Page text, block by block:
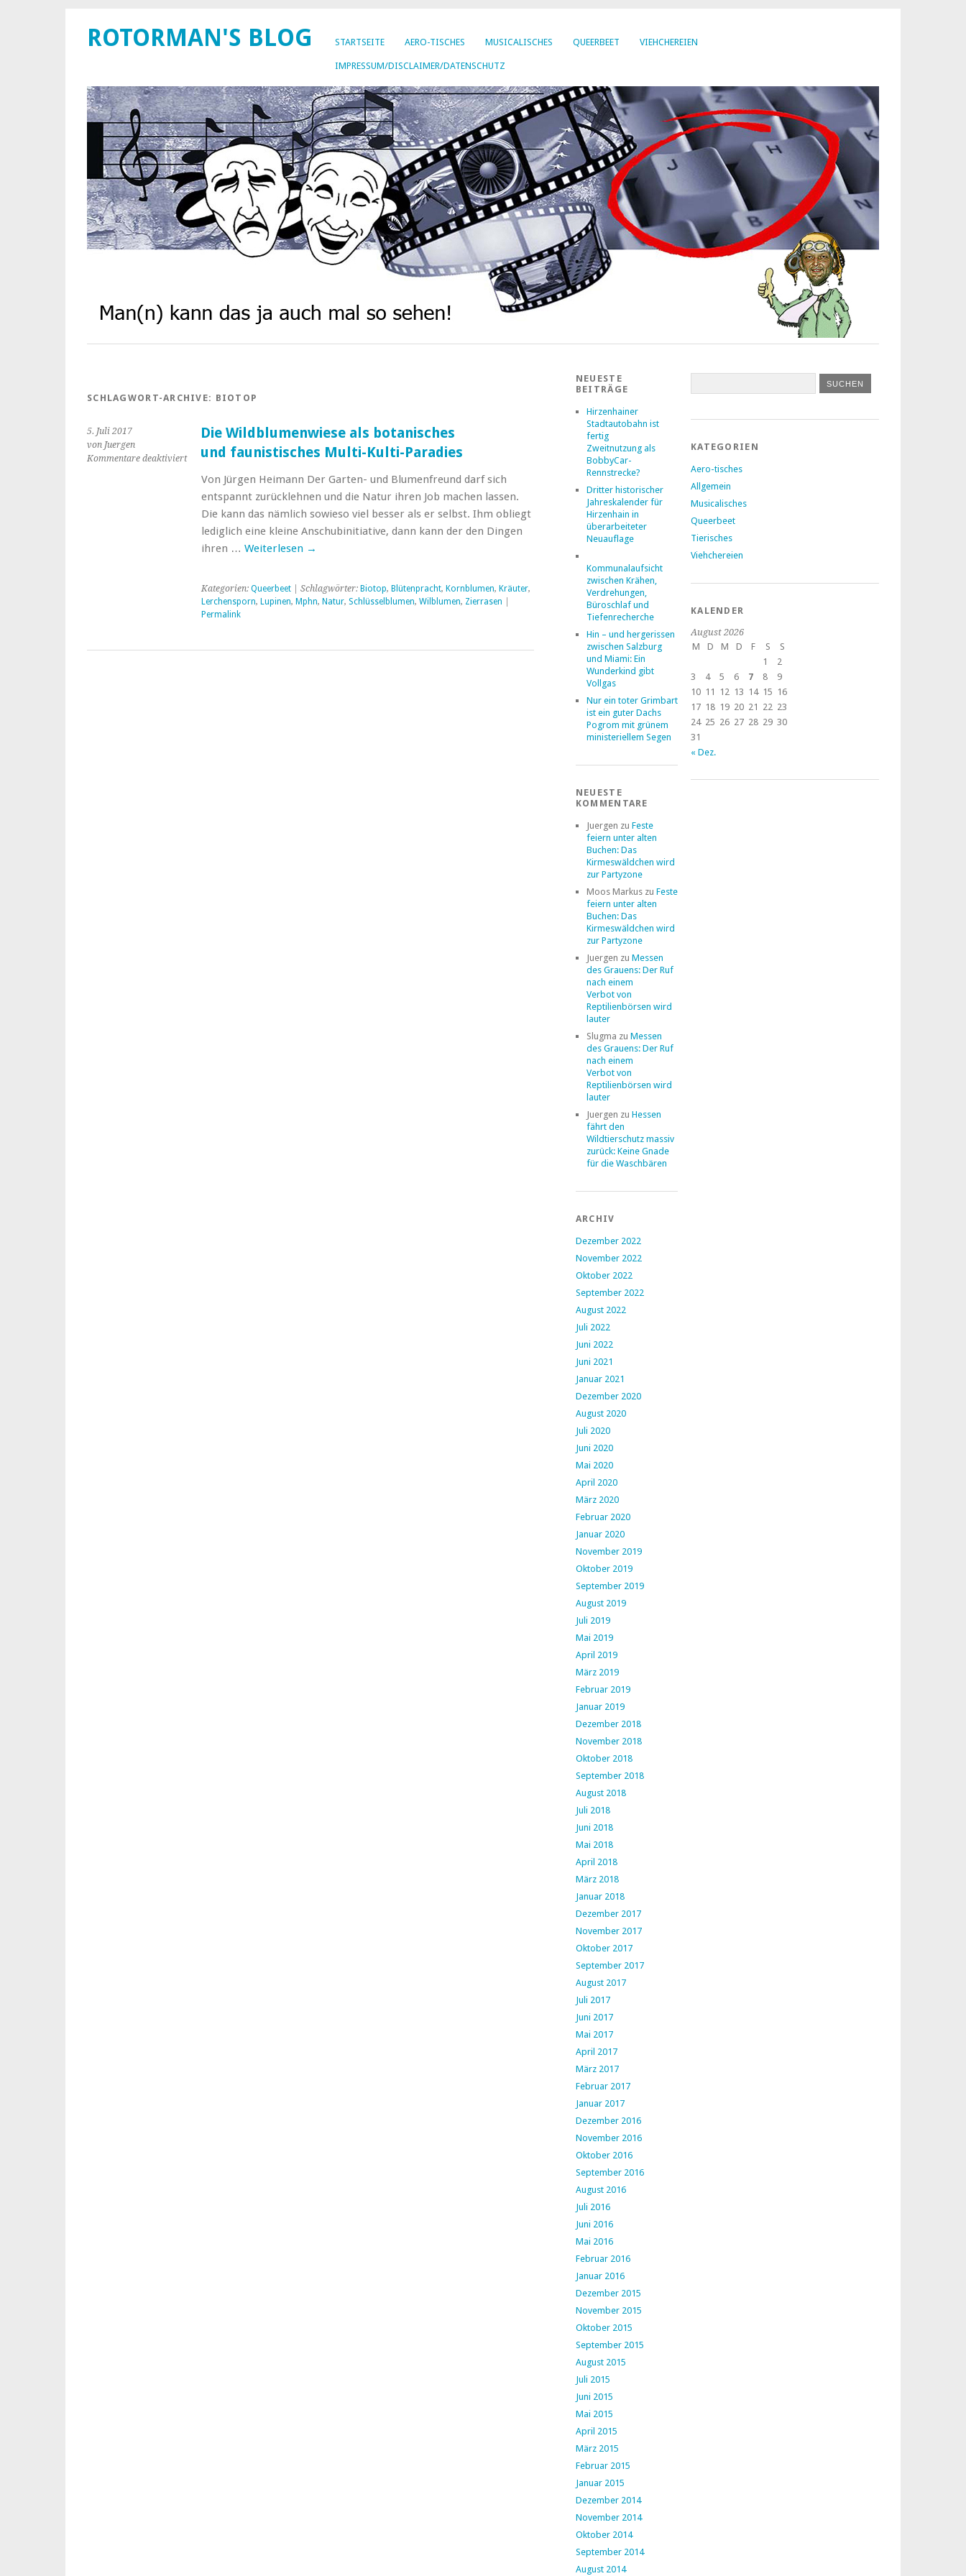
STARTSEITE AERO-TISCHES MUSICALISCHES QUEERBEET VIEHCHEREIEN
IMPRESSUM/DISCLAIMER/DATENSCHUTZ
ROTORMAN'S BLOG
SCHLAGWORT-ARCHIVE: BIOTOP
5. Juli 2017
von Juergen
Kommentare deaktiviertfür
Wildblumenwiese
botanisches
faunistisches
Multi-
Die Wildblumenwiese als botanisches
und faunistisches Multi-Kulti-Paradies
Von Jürgen Heimann Der Garten- und Blumenfreund darf sich
entspannt zurücklehnen und die Natur ihren Job machen lassen.
Die kann das nämlich sowieso viel besser als er selbst. Ihm obliegt
lediglich eine kleine Anschubinitiative, dann kann der den Dingen
ihren … Weiterlesen →
Kategorien: Queerbeet| Schlagwörter: Biotop, Blütenpracht, Kornblumen, Kräuter,
Lerchensporn, Lupinen, Mphn, Natur, Schlüsselblumen, Wilblumen, Zierrasen
Permalink
NEUESTE
BEITRÄGE
Hirzenhainer
Stadtautobahn ist
fertig
Zweitnutzung als
BobbyCar-
Rennstrecke?
Dritter historischer
Jahreskalender für
Hirzenhain in
überarbeiteter
Neuauflage
Kommunalaufsicht
zwischen Krähen,
Verdrehungen,
Büroschlaf und
Tiefenrecherche
Hin – und hergerissen
zwischen Salzburg
und Miami: Ein
Wunderkind gibt
Vollgas
Nur ein toter Grimbart
ist ein guter Dachs
Pogrom mit grünem
ministeriellem Segen
NEUESTE
KOMMENTARE
Juergen zu Feste
feiern unter alten
Buchen: Das
Kirmeswäldchen wird
zur Partyzone
Moos Markuszu Feste
feiern unter alten
Buchen: Das
Kirmeswäldchen wird
zur Partyzone
Juergen zu Messen
des Grauens: Der Ruf
nach einem
Verbot von
Reptilienbörsen wird
lauter
Slugma zu Messen
des Grauens: Der Ruf
nach einem
Verbot von
Reptilienbörsen wird
lauter
Juergen zu Hessen
fährt den
Wildtierschutz massiv
zurück: Keine Gnade
für die Waschbären
ARCHIV
Dezember 2022
November 2022
Oktober 2022
September 2022
August 2022
Juli 2022
Juni 2022
Juni 2021
Januar 2021
Dezember 2020
August 2020
Juli 2020
Juni 2020
Mai 2020
April 2020
März 2020
Februar 2020
Januar 2020
November 2019
Oktober 2019
September 2019
August 2019
Juli 2019
Mai 2019
April 2019
März 2019
Februar 2019
Januar 2019
Dezember 2018
November 2018
Oktober 2018
September 2018
August 2018
Juli 2018
Juni 2018
Mai 2018
April 2018
März 2018
Januar 2018
Dezember 2017
November 2017
Oktober 2017
September 2017
August 2017
Juli 2017
Juni 2017
Mai 2017
April 2017
März 2017
Februar 2017
Januar 2017
Dezember 2016
November 2016
Oktober 2016
September 2016
August 2016
Juli 2016
Juni 2016
Mai 2016
Februar 2016
Januar 2016
Dezember 2015
November 2015
Oktober 2015
September 2015
August 2015
Juli 2015
Juni 2015
Mai 2015
April 2015
März 2015
Februar 2015
Januar 2015
Dezember 2014
November 2014
Oktober 2014
September 2014
August 2014
KATEGORIEN
Aero-tisches
Allgemein
Musicalisches
Queerbeet
Tierisches
Viehchereien
KALENDER
August 2026
M
D M D F S
S
1
2
3
4 5 6 7 8
9
10 11 12 13 14 15 16
17 18 19 20 21 22 23
24 25 26 27 28 29 30
31
« Dez.